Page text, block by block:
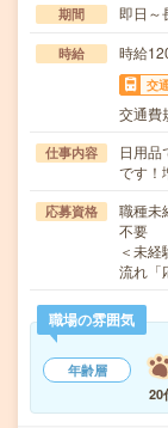
期間 即日～
時給 時給
交
交通費
仕事内容
日用
です！
応募資格
職種未
不要
＜未
流れ「
職場の雰囲気
年齢層
20